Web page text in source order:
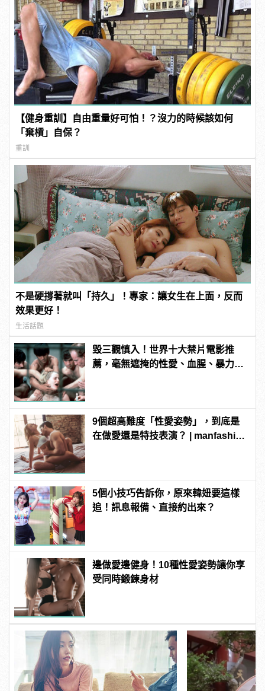
【健身重訓】自由重量好可怕！？沒力的時候該如何
「棄槓」自保？
重訓
不是硬撐著就叫「持久」！專家：讓女生在上面，反而
效果更好！
生活話題
毀三觀慎入！世界十大禁片電影推
薦，毫無遮掩的性愛、血腥、暴力、
9個超高難度「性愛姿勢」，到底是
在做愛還是特技表演？ | manfashion
5個小技巧告訴你，原來韓妞要這樣
追！訊息報備、直接約出來？
邊做愛邊健身！10種性愛姿勢讓你享
受同時鍛鍊身材